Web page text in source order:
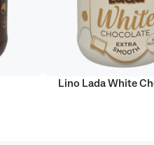
Lino Lada White